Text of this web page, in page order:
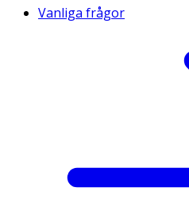
Vanliga frågor